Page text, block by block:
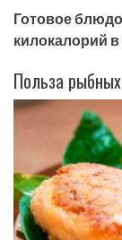
Готовое
килокалорий
Польза